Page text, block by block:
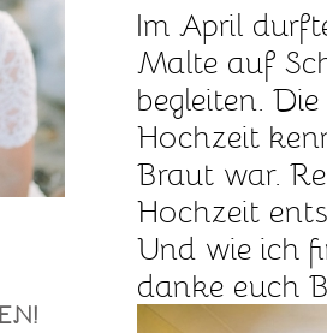
Im April
Malte auf
begleiten.
Hochzeit
Braut war.
Hochzeit
Und wie ich
danke euch